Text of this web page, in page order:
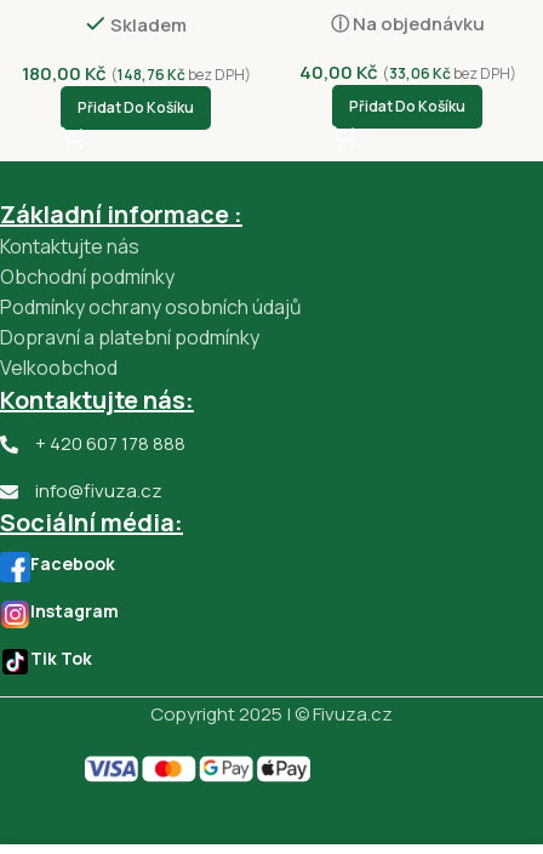
Skladem
180,00 Kč (148,76Kčbez DPH)
Přidat Do Košíku
ⓘ Na objednávku
40,00 Kč (33,06Kčbez DPH)
Přidat Do Košíku
Základní informace :
Kontaktujte nás
Obchodní podmínky
Podmínky ochrany osobních údajů
Dopravní a platební podmínky
Velkoobchod
Kontaktujte nás:
+ 420 607 178 888
info@fivuza.cz
Sociální média:
Facebook
Instagram
Tik Tok
Copyright 2025 | © Fivuza.cz